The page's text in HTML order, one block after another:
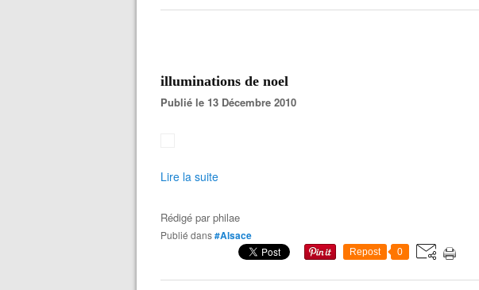
illuminations de noel
Publié le 13 Décembre 2010
Lire la suite
Rédigé parphilae
Publié dans#Alsace
Repost 0